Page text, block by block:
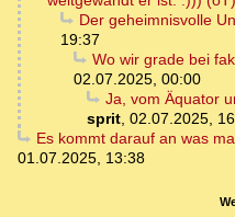
Der geheimnisvolle
19:37
Wo wir grade bei
02.07.2025, 00:00
Ja, vom Äquator
sprit, 02.07.2025,
Es kommt darauf an was
01.07.2025, 13:38